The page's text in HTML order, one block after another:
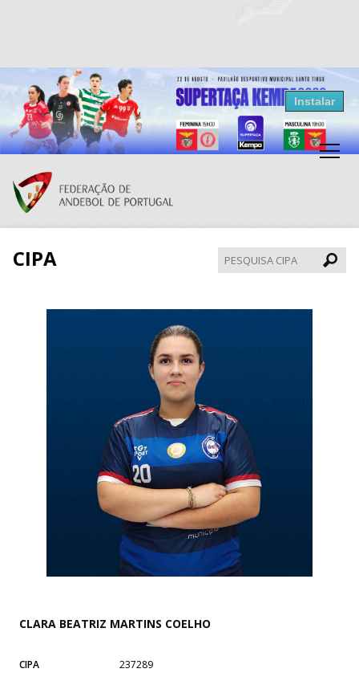
Resultados Andebol
Federação de Andebol de Portugal
Grátis - Disponivel na Play Store
Instalar
CIPA
CIPA
CLARA BEATRIZ MARTINS COELHO
CIPA
237289